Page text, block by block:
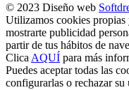
© 2023 Diseño web
Utilizamos cookies propias
mostrarte publicidad
partir de tus hábitos de
Clica AQUÍ para más
Puedes aceptar todas las
configurarlas o rechazar